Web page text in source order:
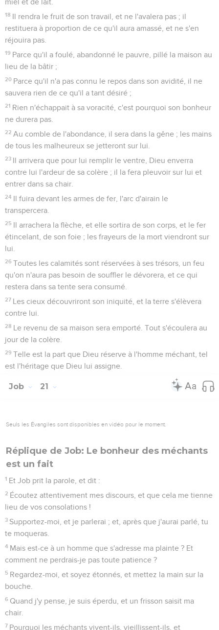
miel et de lait.
18 Il rendra le fruit de son travail, et ne l'avalera pas ; il
restituera à proportion de ce qu'il aura amassé, et ne s'en
réjouira pas.
19 Parce qu'il a foulé, abandonné le pauvre, pillé la maison au
lieu de la bâtir ;
20 Parce qu'il n'a pas connu le repos dans son avidité, il ne
sauvera rien de ce qu'il a tant désiré ;
21 Rien n'échappait à sa voracité, c'est pourquoi son bonheur
ne durera pas.
22 Au comble de l'abondance, il sera dans la gêne ; les mains
de tous les malheureux se jetteront sur lui.
23 Il arrivera que pour lui remplir le ventre, Dieu enverra
contre lui l'ardeur de sa colère ; il la fera pleuvoir sur lui et
entrer dans sa chair.
24 Il fuira devant les armes de fer, l'arc d'airain le
transpercera.
25 Il arrachera la flèche, et elle sortira de son corps, et le fer
étincelant, de son foie ; les frayeurs de la mort viendront sur
lui.
26 Toutes les calamités sont réservées à ses trésors, un feu
qu'on n'aura pas besoin de souffler le dévorera, et ce qui
restera dans sa tente sera consumé.
27 Les cieux découvriront son iniquité, et la terre s'élèvera
contre lui.
28 Le revenu de sa maison sera emporté. Tout s'écoulera au
jour de la colère.
29 Telle est la part que Dieu réserve à l'homme méchant, tel
est l'héritage que Dieu lui assigne.
Job 21
Seuls les Évangiles sont disponibles en vidéo pour le moment.
Réplique de Job: Le bonheur des méchants
est un fait
1 Et Job prit la parole, et dit :
2 Écoutez attentivement mes discours, et que cela me tienne
lieu de vos consolations !
3 Supportez-moi, et je parlerai ; et, après que j'aurai parlé, tu
te moqueras.
4 Mais est-ce à un homme que s'adresse ma plainte ? Et
comment ne perdrais-je pas toute patience ?
5 Regardez-moi, et soyez étonnés, et mettez la main sur la
bouche.
6 Quand j'y pense, je suis éperdu, et un frisson saisit ma
chair.
7 Pourquoi les méchants vivent-ils, vieillissent-ils, et